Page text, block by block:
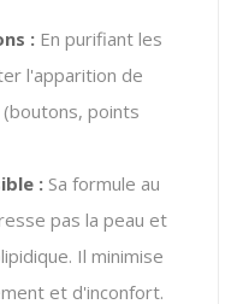
: En purifiant les
l'apparition de
points
: Sa formule au
pas la peau et
Il minimise
et d'inconfort.